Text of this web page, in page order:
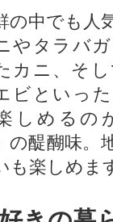
の中でも人
やタラバ
カニ、そ
ビといっ
しめるの
の醍醐味。
も楽しめま